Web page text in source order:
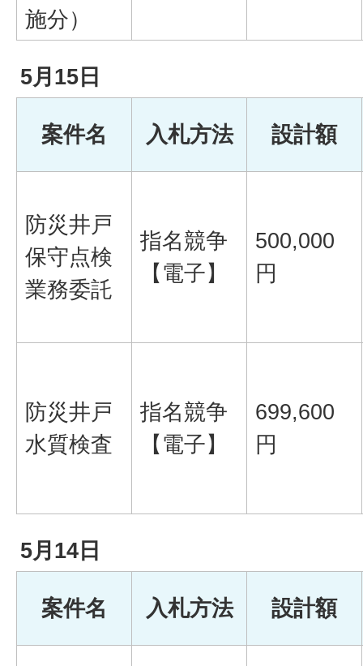
施分）
5月15日
案件名 入札方法 設計額
防災井戸
保守点検
業務委託
指名競争
【電子】
500,000
円
防災井戸
水質検査
指名競争
【電子】
699,600
円
5月14日
案件名 入札方法 設計額